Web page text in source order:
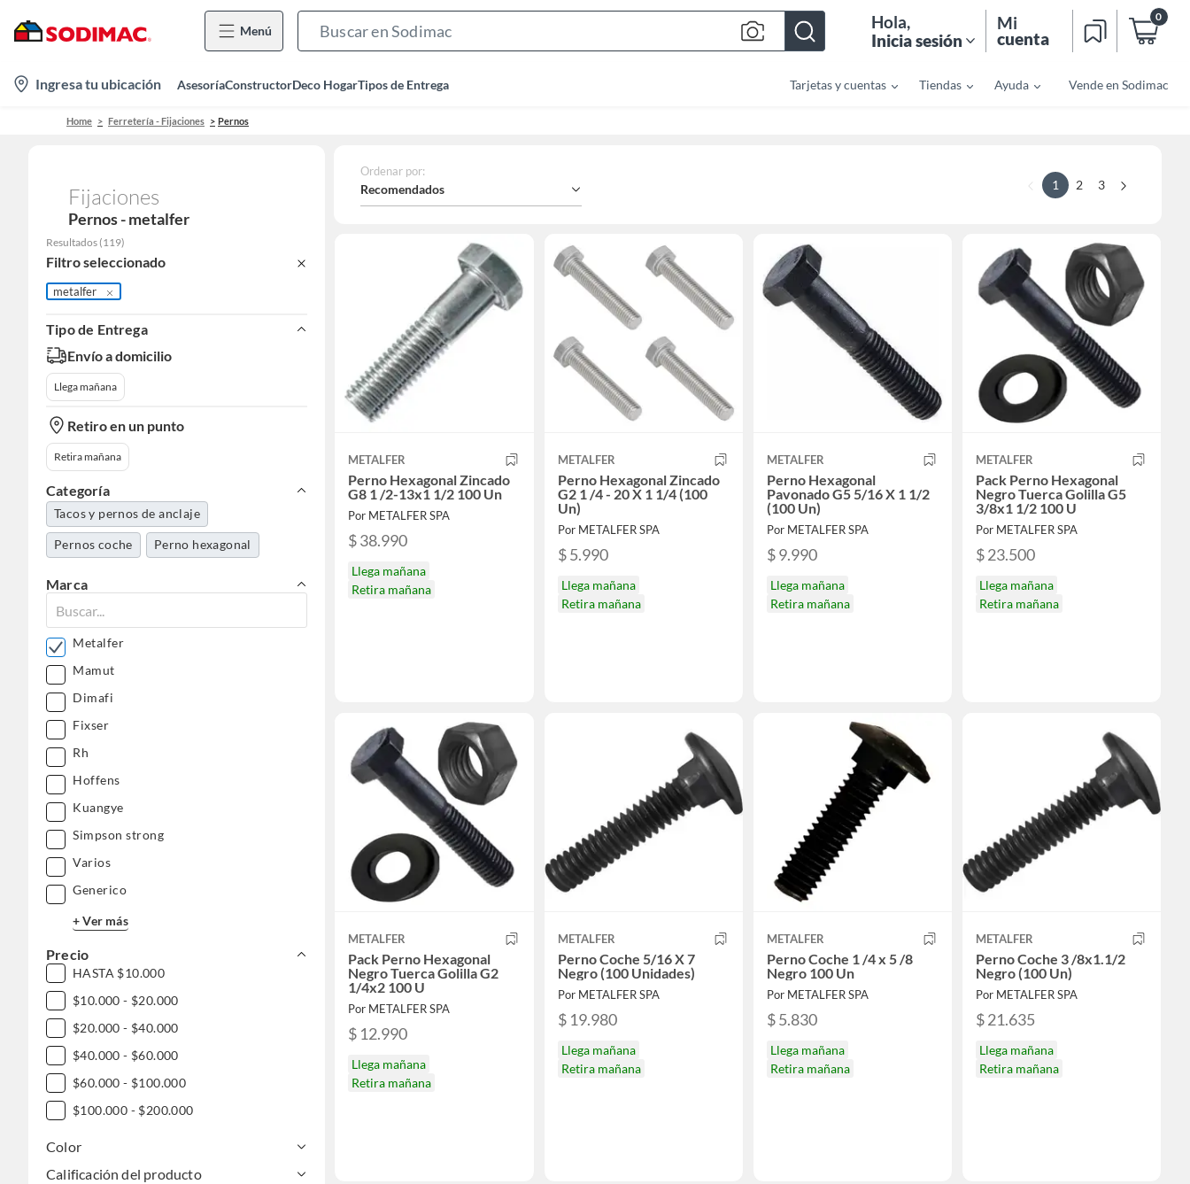
Menú
Bar
Hola,
Inicia sesión
Mi
cuenta
0
location-
icon
Ingresa tu ubicación AsesoríaConstructorDeco HogarTipos de Entrega Tarjetas y cuentas Tiendas Ayuda Vende en Sodimac
Home Ferretería - Fijaciones Pernos
Fijaciones
Pernos - metalfer
Resultados (119)
Filtro seleccionado
metalfer
Tipo de Entrega
Envío a domicilio
Llega mañana
Retiro en un punto
Retira mañana
Categoría
Tacos y pernos de anclaje
Pernos coche Perno hexagonal
Marca
Metalfer
Mamut
Dimafi
Fixser
Rh
Hoffens
Kuangye
Simpson strong
Varios
Generico
+ Ver más
Precio
HASTA $10.000
$10.000 - $20.000
$20.000 - $40.000
$40.000 - $60.000
$60.000 - $100.000
$100.000 - $200.000
Color
Calificación del producto
Ordenar por:
Recomendados 1 2 3
METALFER
Perno Hexagonal Zincado
G8 1 /2-13x1 1/2 100 Un
Por METALFER SPA
$ 38.990
Llega mañana
Retira mañana
METALFER
Perno Hexagonal Zincado
G2 1 /4 - 20 X 1 1/4 (100
Un)
Por METALFER SPA
$ 5.990
Llega mañana
Retira mañana
METALFER
Perno Hexagonal
Pavonado G5 5/16 X 1 1/2
(100 Un)
Por METALFER SPA
$ 9.990
Llega mañana
Retira mañana
METALFER
Pack Perno Hexagonal
Negro Tuerca Golilla G5
3/8x1 1/2 100 U
Por METALFER SPA
$ 23.500
Llega mañana
Retira mañana
METALFER
Pack Perno Hexagonal
Negro Tuerca Golilla G2
1/4x2 100 U
Por METALFER SPA
$ 12.990
Llega mañana
Retira mañana
METALFER
Perno Coche 5/16 X 7
Negro (100 Unidades)
Por METALFER SPA
$ 19.980
Llega mañana
Retira mañana
METALFER
Perno Coche 1 /4 x 5 /8
Negro 100 Un
Por METALFER SPA
$ 5.830
Llega mañana
Retira mañana
METALFER
Perno Coche 3 /8x1.1/2
Negro (100 Un)
Por METALFER SPA
$ 21.635
Llega mañana
Retira mañana